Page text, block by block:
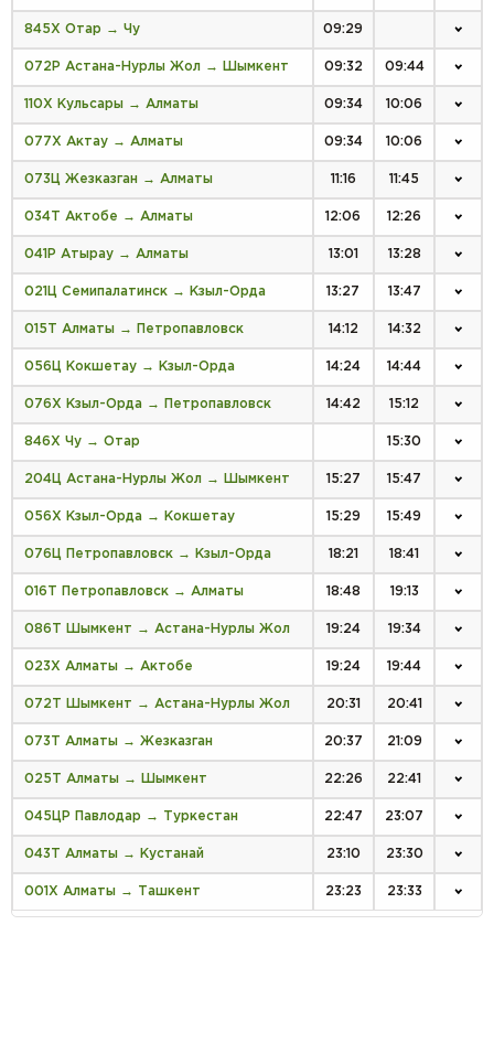
845Х Отар → Чу 09:29
072Р Астана-Нурлы Жол → Шымкент 09:32 09:44
110Х Кульсары → Алматы 09:34 10:06
077Х Актау → Алматы 09:34 10:06
073Ц Жезказган → Алматы 11:16 11:45
034Т Актобе → Алматы 12:06 12:26
041Р Атырау → Алматы 13:01 13:28
021Ц Семипалатинск → Кзыл-Орда 13:27 13:47
015Т Алматы → Петропавловск 14:12 14:32
056Ц Кокшетау → Кзыл-Орда 14:24 14:44
076Х Кзыл-Орда → Петропавловск 14:42 15:12
846Х Чу → Отар 15:30
204Ц Астана-Нурлы Жол → Шымкент 15:27 15:47
056Х Кзыл-Орда → Кокшетау 15:29 15:49
076Ц Петропавловск → Кзыл-Орда 18:21 18:41
016Т Петропавловск → Алматы 18:48 19:13
086Т Шымкент → Астана-Нурлы Жол 19:24 19:34
023Х Алматы → Актобе 19:24 19:44
072Т Шымкент → Астана-Нурлы Жол 20:31 20:41
073Т Алматы → Жезказган 20:37 21:09
025Т Алматы → Шымкент 22:26 22:41
045ЦР Павлодар → Туркестан 22:47 23:07
043Т Алматы → Кустанай 23:10 23:30
001Х Алматы → Ташкент 23:23 23:33